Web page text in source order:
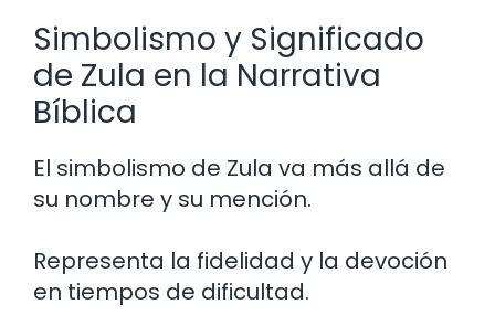
Simbolismo y Significado
de Zula en la Narrativa
Bíblica
El simbolismo de Zula va más allá de
su nombre y su mención.
Representa la fidelidad y la devoción
en tiempos de dificultad.